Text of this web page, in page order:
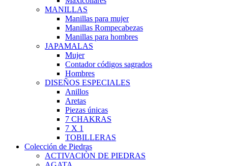
MANILLAS
Manillas para mujer
Manillas Rompecabezas
Manillas para hombres
JAPAMALAS
Mujer
Contador códigos sagrados
Hombres
DISEÑOS ESPECIALES
Anillos
Aretas
Piezas únicas
7 CHAKRAS
7 X 1
TOBILLERAS
Colección de Piedras
ACTIVACIÒN DE PIEDRAS